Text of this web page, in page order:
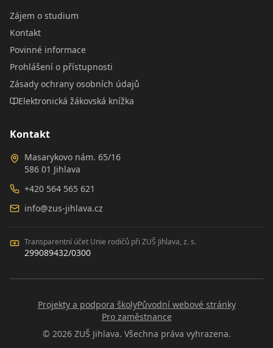
Zájem o studium
Kontakt
Povinné informace
Prohlášení o přístupnosti
Zásady ochrany osobních údajů
Elektronická žákovská knížka
Kontakt
Masarykovo nám. 65/16
586 01 Jihlava
+420 564 565 621
info@zus-jihlava.cz
Transparentní účet Unie rodičů při ZUŠ Jihlava, z. s.
299089432/0300
Projekty a podpora školyPůvodní webové stránky
Pro zaměstnance
© 2026ZUŠ Jihlava. Všechna práva vyhrazena.